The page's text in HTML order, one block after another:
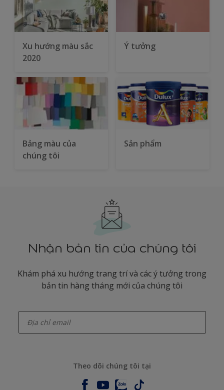
Xu hướng màu sắc
2020
Ý tưởng
Bảng màu của
chúng tôi
Sản phẩm
Nhận bản tin của chúng tôi
Khám phá xu hướng trang trí và các ý tưởng trong
bản tin hàng tháng mới của chúng tôi
Theo dõi chúng tôi tại